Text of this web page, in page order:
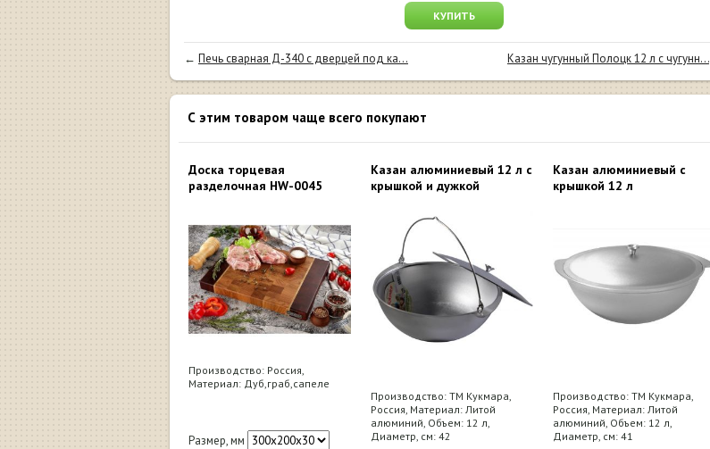
КУПИТЬ
← Печь сварная Д-340 с дверцей под ка... Казан чугунный Полоцк 12 л с чугунн...
С этим товаром чаще всего покупают
Доска торцевая
разделочная HW-0045
Производство: Россия,
Материал: Дуб,граб,сапеле
Размер, мм
Казан алюминиевый 12 л с
крышкой и дужкой
Производство: ТМ Кукмара,
Россия, Материал: Литой
алюминий, Объем: 12 л,
Диаметр, см: 42
Казан алюминиевый с
крышкой 12 л
Производство: ТМ Кукмара,
Россия, Материал: Литой
алюминий, Объем: 12 л,
Диаметр, см: 41